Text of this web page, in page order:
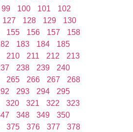
99 100 101
102
127 128 129
130
155 156 157
158
183 184
185
210 211 212
213
238 239
240
265 266 267
268
293 294
295
320 321 322
323
348 349
350
375 376 377
378